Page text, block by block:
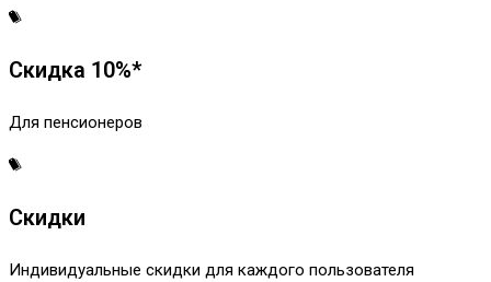
Скидка 10%*
Для пенсионеров
Скидки
Индивидуальные скидки для каждого пользователя